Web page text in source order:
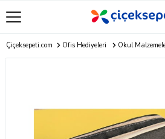
Çiçeksepeti.com Ofis Hediyeleri Okul